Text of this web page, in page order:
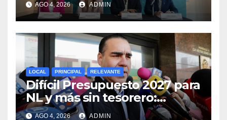
AGO 4, 2026 ADMIN
LOCAL PRINCIPAL RELEVANTE
Difícil Presupuesto 2027 para
NL y más sin tesorero:
Heriberto Treviño
AGO 4, 2026 ADMIN